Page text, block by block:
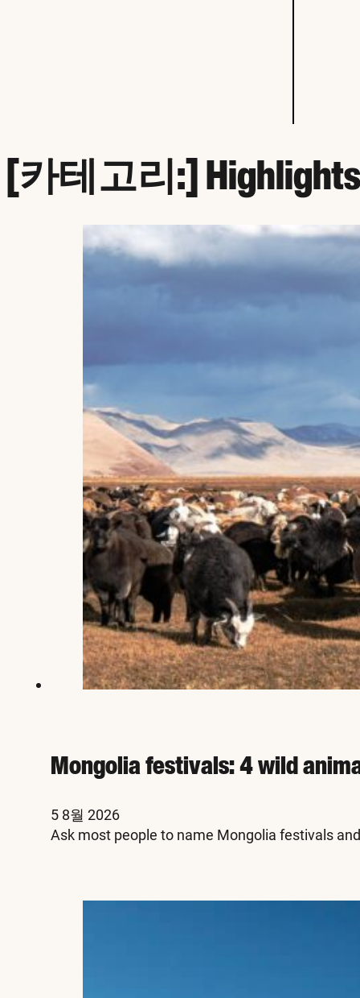
[카테고리:]Highlights
Mongolia festivals: 4 wild
5 8월 2026
Ask most people to name Mongolia festivals